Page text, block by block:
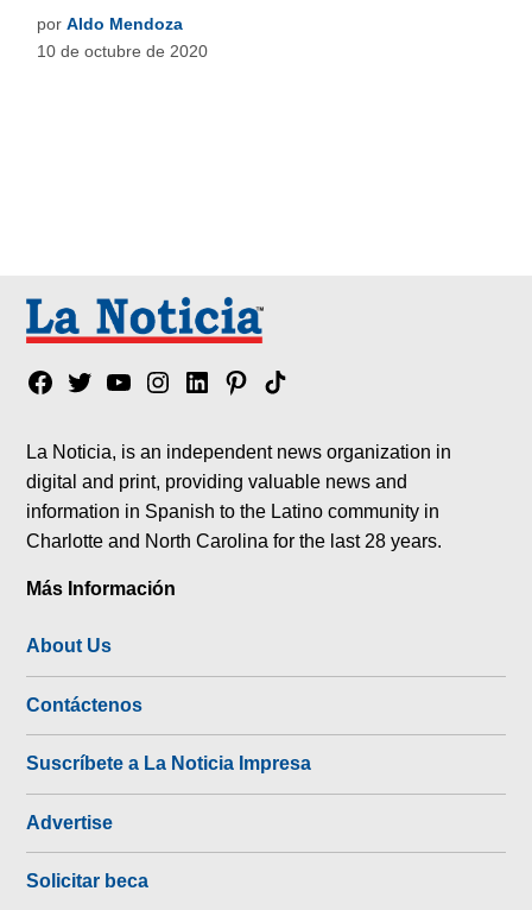
por Aldo Mendoza
10 de octubre de 2020
Facebook
TwitterYouTubeInstagram
LinkedinPinterest
Tik
La Noticia, is an independent news organization in
digital and print, providing valuable news and
information in Spanish to the Latino community in
Charlotte and North Carolina for the last 28 years.
Más Información
About Us
Contáctenos
Suscríbete a La Noticia Impresa
Advertise
Solicitar beca